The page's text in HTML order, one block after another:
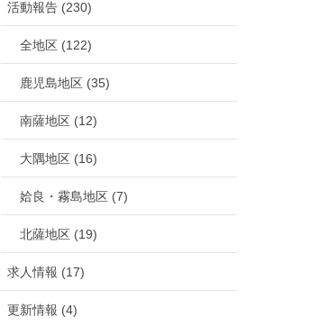
活動報告 (230)
全地区 (122)
鹿児島地区 (35)
南薩地区 (12)
大隅地区 (16)
姶良・霧島地区 (7)
北薩地区 (19)
求人情報 (17)
更新情報 (4)